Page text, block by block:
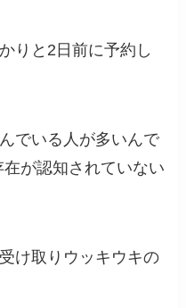
りと2日前に予約し
でいる人が多いんで
が認知されていない
け取りウッキウキの